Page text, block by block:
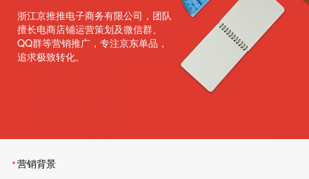
浙江京推推电子商务有限公司，团队
擅长电商店铺运营策划及微信群、
QQ群等营销推广，专注京东单品，
追求极致转化。
营销背景